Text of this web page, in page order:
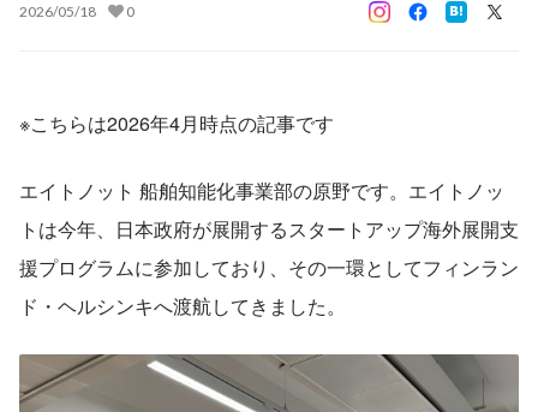
2026/05/18 0
※こちらは2026年4月時点の記事です
エイトノット 船舶知能化事業部の原野です。エイトノッ
トは今年、日本政府が展開するスタートアップ海外展開支
援プログラムに参加しており、その一環としてフィンラン
ド・ヘルシンキへ渡航してきました。